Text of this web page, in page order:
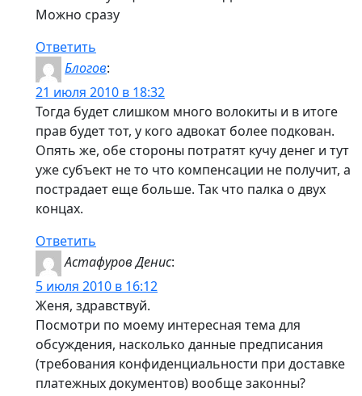
Можно сразу
Ответить
Блогов:
21 июля 2010 в 18:32
Тогда будет слишком много волокиты и в итоге
прав будет тот, у кого адвокат более подкован.
Опять же, обе стороны потратят кучу денег и тут
уже субъект не то что компенсации не получит, а
пострадает еще больше. Так что палка о двух
концах.
Ответить
Астафуров Денис:
5 июля 2010 в 16:12
Женя, здравствуй.
Посмотри по моему интересная тема для
обсуждения, насколько данные предписания
(требования конфиденциальности при доставке
платежных документов) вообще законны?